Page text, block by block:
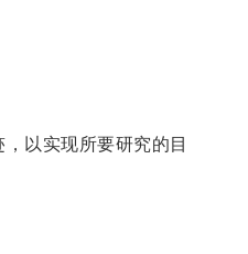
以实现所要研究的目